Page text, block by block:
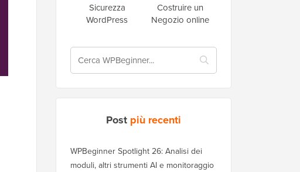
Sicurezza
WordPress
Costruire un
Negozio online
Post più recenti
WPBeginner Spotlight 26: Analisi dei
moduli, altri strumenti AI e monitoraggio